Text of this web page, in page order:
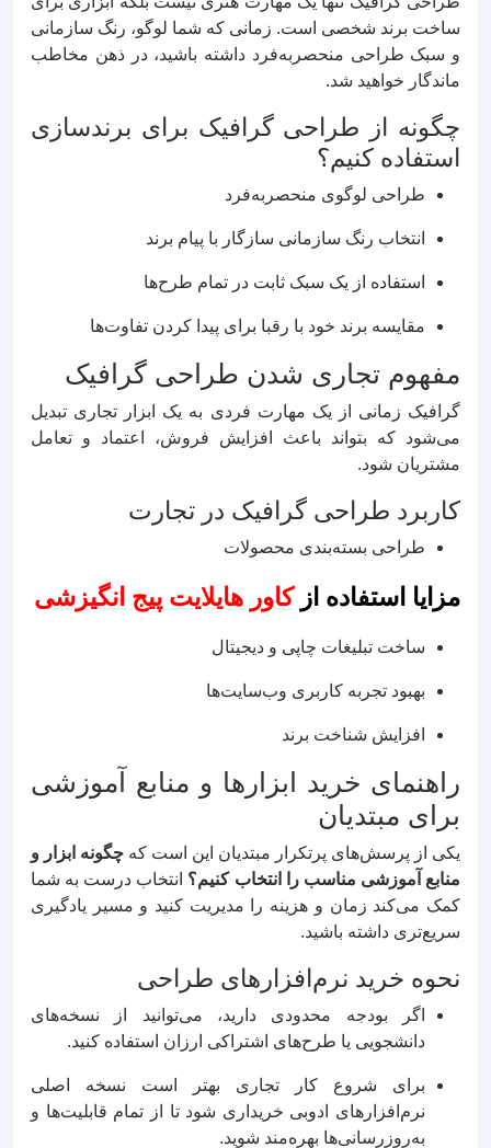
ساخت برند شخصی است. زمانی که شما لوگو، رنگ سازمانی
و سبک طراحی منحصربه‌فرد داشته باشید، در ذهن مخاطب
ماندگار خواهید شد.
چگونه از طراحی گرافیک برای برندسازی
استفاده کنیم؟
طراحی لوگوی منحصر‌به‌فرد
انتخاب رنگ سازمانی سازگار با پیام برند
استفاده از یک سبک ثابت در تمام طرح‌ها
مقایسه برند خود با رقبا برای پیدا کردن تفاوت‌ها
مفهوم تجاری شدن طراحی گرافیک
گرافیک زمانی از یک مهارت فردی به یک ابزار تجاری تبدیل
می‌شود که بتواند باعث افزایش فروش، اعتماد و تعامل
مشتریان شود.
کاربرد طراحی گرافیک در تجارت
طراحی بسته‌بندی محصولات
مزایا استفاده ازکاور هایلایت پیج انگیزشی
ساخت تبلیغات چاپی و دیجیتال
بهبود تجربه کاربری وب‌سایت‌ها
افزایش شناخت برند
راهنمای خرید ابزارها و منابع آموزشی
برای مبتدیان
یکی از پرسش‌های پرتکرار مبتدیان این است که چگونه ابزار و
منابع آموزشی مناسب را انتخاب کنیم؟ انتخاب درست به شما
کمک می‌کند زمان و هزینه را مدیریت کنید و مسیر یادگیری
سریع‌تری داشته باشید.
نحوه خرید نرم‌افزارهای طراحی
اگر بودجه محدودی دارید، می‌توانید از نسخه‌های
دانشجویی یا طرح‌های اشتراکی ارزان استفاده کنید.
برای شروع کار تجاری بهتر است نسخه اصلی
نرم‌افزارهای ادوبی خریداری شود تا از تمام قابلیت‌ها و
به‌روزرسانی‌ها بهره‌مند شوید.